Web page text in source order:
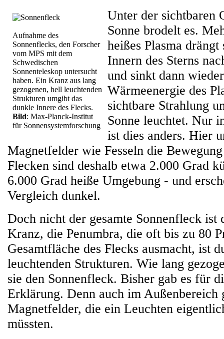
Aufnahme des
Sonnenflecks, den Forscher
vom MPS mit dem
Schwedischen
Sonnenteleskop untersucht
haben. Ein Kranz aus lang
gezogenen, hell leuchtenden
Strukturen umgibt das
dunkle Innere des Flecks.
Bild: Max-Planck-Institut
für Sonnensystemforschung
Unter der sichtbaren
Sonne brodelt es.
heißes Plasma drängt
Innern des Sterns
und sinkt dann
Wärmeenergie des
sichtbare Strahlung
Sonne leuchtet. Nur
ist dies anders. Hier
Magnetfelder wie Fesseln die
Flecken sind deshalb etwa 2.000 Grad
6.000 Grad heiße Umgebung - und
Vergleich dunkel.
Doch nicht der gesamte Sonnenfleck ist
Kranz, die Penumbra, die oft bis zu 80
Gesamtfläche des Flecks ausmacht, ist
leuchtenden Strukturen. Wie lang
sie den Sonnenfleck. Bisher gab es für
Erklärung. Denn auch im Außenbereich
Magnetfelder, die ein Leuchten
müssten.